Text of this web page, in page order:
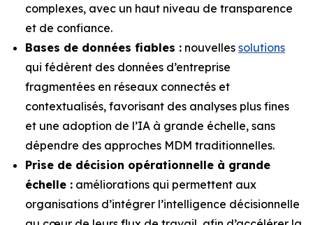
complexes, avec un haut niveau de transparence
et de confiance.
Bases de données fiables : nouvelles solutions
qui fédèrent des données d’entreprise
fragmentées en réseaux connectés et
contextualisés, favorisant des analyses plus fines
et une adoption de l’IA à grande échelle, sans
dépendre des approches MDM traditionnelles.
Prise de décision opérationnelle à grande
échelle : améliorations qui permettent aux
organisations d’intégrer l’intelligence décisionnelle